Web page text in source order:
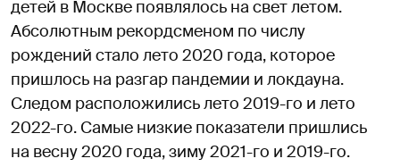
детей в Москве появлялось на свет летом.
Абсолютным рекордсменом по числу
рождений стало лето 2020 года, которое
пришлось на разгар пандемии и локдауна.
Следом расположились лето 2019-го и лето
2022-го. Самые низкие показатели пришлись
на весну 2020 года, зиму 2021-го и 2019-го.